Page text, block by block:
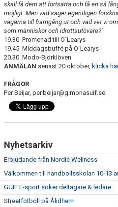
skall få dem att fortsätta och få en så
möjligt. Men vad säger egentligen
vägarna till framgång ut och vad vet vi
som människor och idrottsutövare?"
19.30 Promenad till O´Learys
19.45 Middagsbuffé på O´Learys
20.30 Modo-Björklöven
ANMÄLAN senast 20 oktober, klicka
FRÅGOR
Per Beijar, per.beijar@gimonasuif.se
Nyhetsarkiv
Erbjudande från Nordic Wellness
Välkommen till handbollsskolan 10-13
GUIF E-sport söker deltagare & ledare
Streetfotboll på Ålidhem